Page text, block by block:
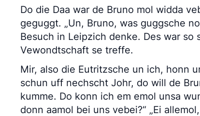
Do die Daa war de Bruno mol widda
geguggt. „Un, Bruno, was guggsche
Besuch in Leipzich denke. Des war
Vewondtschaft se treffe.
Mir, also die Eutritzsche un ich, honn
schun uff nechscht Johr, do will de
kumme. Do konn ich em emol unsa
donn aamol bei uns vebei?“ „Ei